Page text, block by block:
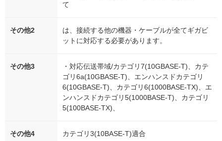
て
その他2
は、接続する他の機器・ケーブルが全てギガビ
ットに対応する必要があります。
その他3
・対応伝送帯域/カテゴリ7(10GBASE-T)、カテ
ゴリ6a(10GBASE-T)、エンハンスドカテゴリ
6(10GBASE-T)、カテゴリ6(1000BASE-TX)、エ
ンハンスドカテゴリ5(1000BASE-T)、カテゴリ
5(100BASE-TX)、
その他4 カテゴリ3(10BASE-T)適合